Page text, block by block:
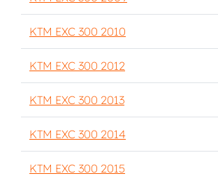
KTM EXC 300 2010
KTM EXC 300 2012
KTM EXC 300 2013
KTM EXC 300 2014
KTM EXC 300 2015